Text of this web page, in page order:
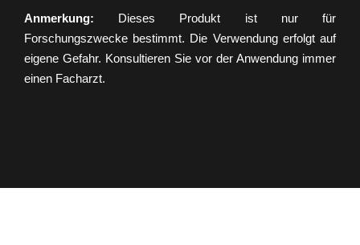
Anmerkung: Dieses Produkt ist nur für
Forschungszwecke bestimmt. Die Verwendung erfolgt auf
eigene Gefahr. Konsultieren Sie vor der Anwendung immer
einen Facharzt.